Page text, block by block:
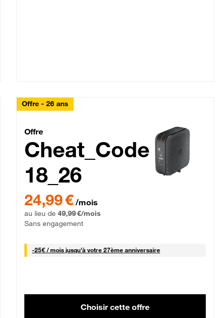
Offre - 26 ans
Cheat_Code Fibre_18_26
Offre
Cheat_Code
18_26
24,99 € /mois
au lieu de 49,99 €/mois
Sans engagement
-25€ / mois25 € par mois
jusqu'à votre 27ème anniversaire
Choisir cette offre